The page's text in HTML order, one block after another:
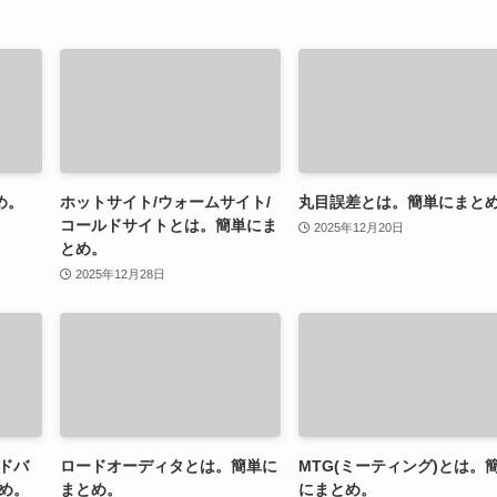
ホットサイト/ウォームサイト/
コールドサイトとは。簡単にま
とめ。
2025年12月28日
丸目誤差とは。簡単にまとめ
2025年12月20日
バ
。
ロードオーディタとは。簡単に
まとめ。
MTG(ミーティング)とは。
にまとめ。